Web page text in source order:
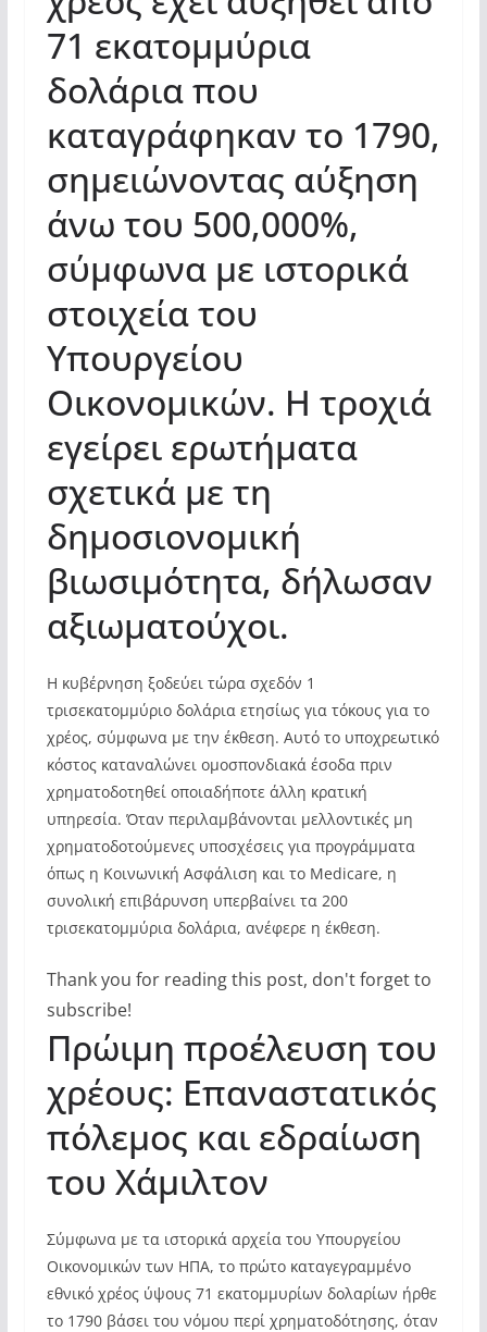
71 εκατομμύρια
δολάρια που
καταγράφηκαν το 1790,
σημειώνοντας αύξηση
άνω του 500,000%,
σύμφωνα με ιστορικά
στοιχεία του
Υπουργείου
Οικονομικών. Η τροχιά
εγείρει ερωτήματα
σχετικά με τη
δημοσιονομική
βιωσιμότητα, δήλωσαν
αξιωματούχοι.
Η κυβέρνηση ξοδεύει τώρα σχεδόν 1
τρισεκατομμύριο δολάρια ετησίως για τόκους για το
χρέος, σύμφωνα με την έκθεση. Αυτό το υποχρεωτικό
κόστος καταναλώνει ομοσπονδιακά έσοδα πριν
χρηματοδοτηθεί οποιαδήποτε άλλη κρατική
υπηρεσία. Όταν περιλαμβάνονται μελλοντικές μη
χρηματοδοτούμενες υποσχέσεις για προγράμματα
όπως η Κοινωνική Ασφάλιση και το Medicare, η
συνολική επιβάρυνση υπερβαίνει τα 200
τρισεκατομμύρια δολάρια, ανέφερε η έκθεση.
Thank you for reading this post, don't forget to
subscribe!
Πρώιμη προέλευση του
χρέους: Επαναστατικός
πόλεμος και εδραίωση
του Χάμιλτον
Σύμφωνα με τα ιστορικά αρχεία του Υπουργείου
Οικονομικών των ΗΠΑ, το πρώτο καταγεγραμμένο
εθνικό χρέος ύψους 71 εκατομμυρίων δολαρίων ήρθε
το 1790 βάσει του νόμου περί χρηματοδότησης, όταν